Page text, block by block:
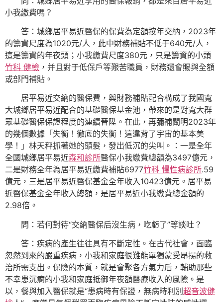
小我繳費嗎？
答：城鄉居平易近醫保的保費為定額按年交納，2023年
的籌資尺度為1020元/人，此中財務補貼不低于640元/人，
這是籌資的年夜頭；小我繳費尺度380元，只是籌資的小頭
竹科 健檢 ，并且對于低保戶等艱苦職員，財務還會賜與全額
或部門補貼。
居平易近交納的醫保費，與財務補貼配合構成了我國寬
大城鄉居平易近配合的基礎醫保基金池，帶來的是對寬大群
眾基礎醫保保證程度的連續晉陞。在此，再彌補闡明2023年
的幾個數據「失衡！徹底的失衡！這違背了宇宙的基本美
學！」林天秤抓著她的頭髮，發出低沉的尖叫。：一是全年
全國城鄉居平易近森和診所醫保小我繳費總額為3497億元，
二是財務全年為居平易近繳費補貼6977竹科 慢性病診所.59
億元，三是居平易近醫保基金全年收入10423億元。居平易
近醫保基金全年收入總額，是居平易近小我繳費總金額的
2.98倍。
問：若何對待“交納醫保后沒生病，吃虧了”等談吐？
答：疾病的產生往往具有不斷定性。在古代社會，面臨
忽然到來的嚴重疾病，小我和家庭很難能單獨蒙受昂揚的救
治所需支出。保險的本質，就是會聚各方氣力后，輔助那些
不幸患沉痾的小我和家庭抵御年夜額醫療收入的風險。是
以，餐與加入醫保就是“患病時有保證，無病時利別 超音波健